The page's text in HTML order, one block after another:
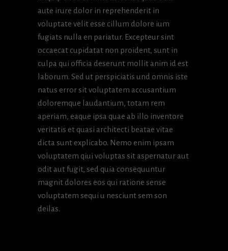
aute irure dolor in reprehenderit in
voluptate velit esse cillum dolore ium
fugiats nulla en pariatur. Excepteur sint
occaecat cupidatat non proident, sunt in
culpa qui officia deserunt mollit anim id est
laborum. Sed ut perspiciatis und omnis iste
natus error sit voluptatem accusantium
doloremque laudantium, totam rem
aperiam, eaque ipsa quae ab illo inventore
veritatis et quasi architecti beatae vitae
dicta sunt explicabo. Nemo enim ipsam
voluptatem qiui voluptas sit aspernatur aut
odit aut fugit, sed quia consequuntur
magnit dolores eos qui ratione sense
voluptatem sequi u nesciunt sem son
deilas.